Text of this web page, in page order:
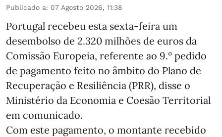
Publicado a: 07 Agosto 2026, 11:38
Portugal recebeu esta sexta-feira um
desembolso de 2.320 milhões de euros da
Comissão Europeia, referente ao 9.º pedido
de pagamento feito no âmbito do Plano de
Recuperação e Resiliência (PRR), disse o
Ministério da Economia e Coesão Territorial
em comunicado.
Com este pagamento, o montante recebido